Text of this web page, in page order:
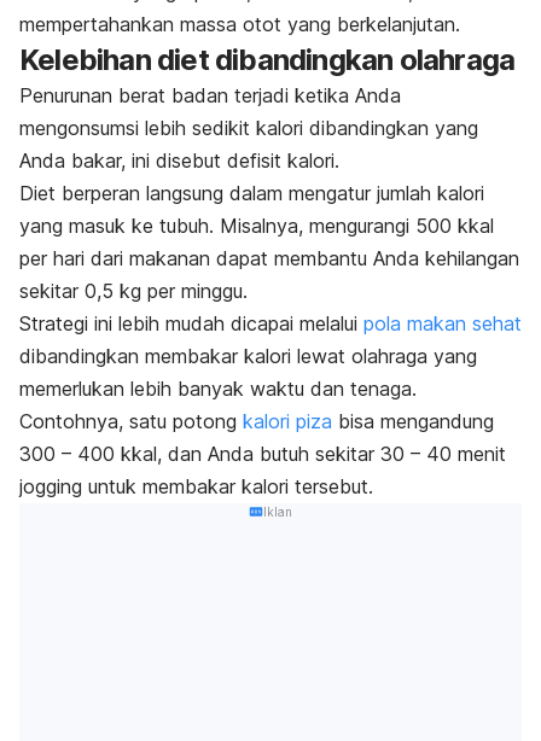
mempertahankan massa otot yang berkelanjutan.
Kelebihan diet dibandingkan olahraga
Penurunan berat badan terjadi ketika Anda
mengonsumsi lebih sedikit kalori dibandingkan yang
Anda bakar, ini disebut defisit kalori.
Diet berperan langsung dalam mengatur jumlah kalori
yang masuk ke tubuh. Misalnya, mengurangi 500 kkal
per hari dari makanan dapat membantu Anda kehilangan
sekitar 0,5 kg per minggu.
Strategi ini lebih mudah dicapai melalui pola makan sehat
dibandingkan membakar kalori lewat olahraga yang
memerlukan lebih banyak waktu dan tenaga.
Contohnya, satu potong kalori piza bisa mengandung
300 – 400 kkal, dan Anda butuh sekitar 30 – 40 menit
jogging untuk membakar kalori tersebut.
Iklan